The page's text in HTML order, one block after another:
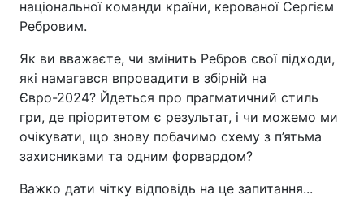
національної команди країни, керованої Сергієм
Ребровим.
Як ви вважаєте, чи змінить Ребров свої підходи,
які намагався впровадити в збірній на
Євро-2024? Йдеться про прагматичний стиль
гри, де пріоритетом є результат, і чи можемо ми
очікувати, що знову побачимо схему з п’ятьма
захисниками та одним форвардом?
Важко дати чітку відповідь на це запитання...